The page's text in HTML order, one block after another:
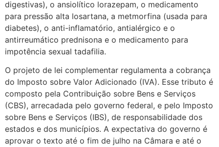
digestivas), o ansiolítico lorazepam, o medicamento
para pressão alta losartana, a metmorfina (usada para
diabetes), o anti-inflamatório, antialérgico e o
antirreumático prednisona e o medicamento para
impotência sexual tadafilia.
O projeto de lei complementar regulamenta a cobrança
do Imposto sobre Valor Adicionado (IVA). Esse tributo é
composto pela Contribuição sobre Bens e Serviços
(CBS), arrecadada pelo governo federal, e pelo Imposto
sobre Bens e Serviços (IBS), de responsabilidade dos
estados e dos municípios. A expectativa do governo é
aprovar o texto até o fim de julho na Câmara e até o